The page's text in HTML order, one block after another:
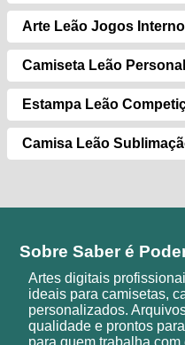
Arte Leão Jogos
Camiseta Leão
Estampa Leão
Camisa Leão
Sobre Saber é
Artes digitais
ideais para camisetas,
personalizados.
qualidade e prontos
para quem trabalha